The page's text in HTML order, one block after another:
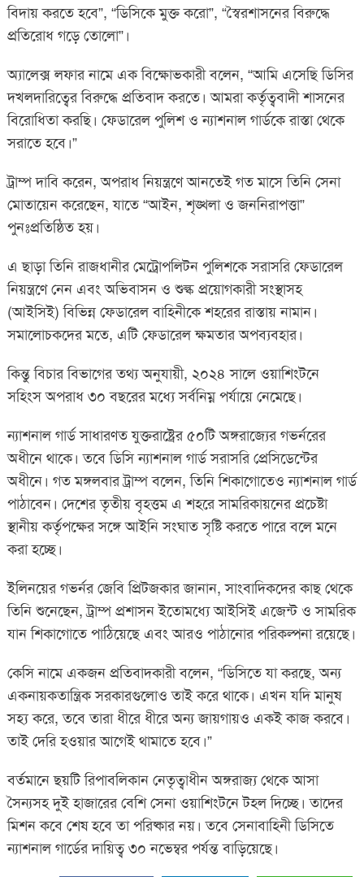
বিদায় করতে হবে”, “ডিসিকে মুক্ত করো”, “স্বৈরশাসনের বিরুদ্ধে
প্রতিরোধ গড়ে তোলো”।
অ্যালেক্স লফার নামে এক বিক্ষোভকারী বলেন, “আমি এসেছি ডিসির
দখলদারিত্বের বিরুদ্ধে প্রতিবাদ করতে। আমরা কর্তৃত্ববাদী শাসনের
বিরোধিতা করছি। ফেডারেল পুলিশ ও ন্যাশনাল গার্ডকে রাস্তা থেকে
সরাতে হবে।”
ট্রাম্প দাবি করেন, অপরাধ নিয়ন্ত্রণে আনতেই গত মাসে তিনি সেনা
মোতায়েন করেছেন, যাতে “আইন, শৃঙ্খলা ও জননিরাপত্তা”
পুনঃপ্রতিষ্ঠিত হয়।
এ ছাড়া তিনি রাজধানীর মেট্রোপলিটন পুলিশকে সরাসরি ফেডারেল
নিয়ন্ত্রণে নেন এবং অভিবাসন ও শুল্ক প্রয়োগকারী সংস্থাসহ
(আইসিই) বিভিন্ন ফেডারেল বাহিনীকে শহরের রাস্তায় নামান।
সমালোচকদের মতে, এটি ফেডারেল ক্ষমতার অপব্যবহার।
কিন্তু বিচার বিভাগের তথ্য অনুযায়ী, ২০২৪ সালে ওয়াশিংটনে
সহিংস অপরাধ ৩০ বছরের মধ্যে সর্বনিম্ন পর্যায়ে নেমেছে।
ন্যাশনাল গার্ড সাধারণত যুক্তরাষ্ট্রের ৫০টি অঙ্গরাজ্যের গভর্নরের
অধীনে থাকে। তবে ডিসি ন্যাশনাল গার্ড সরাসরি প্রেসিডেন্টের
অধীনে। গত মঙ্গলবার ট্রাম্প বলেন, তিনি শিকাগোতেও ন্যাশনাল গার্ড
পাঠাবেন। দেশের তৃতীয় বৃহত্তম এ শহরে সামরিকায়নের প্রচেষ্টা
স্থানীয় কর্তৃপক্ষের সঙ্গে আইনি সংঘাত সৃষ্টি করতে পারে বলে মনে
করা হচ্ছে।
ইলিনয়ের গভর্নর জেবি প্রিটজকার জানান, সাংবাদিকদের কাছ থেকে
তিনি শুনেছেন, ট্রাম্প প্রশাসন ইতোমধ্যে আইসিই এজেন্ট ও সামরিক
যান শিকাগোতে পাঠিয়েছে এবং আরও পাঠানোর পরিকল্পনা রয়েছে।
কেসি নামে একজন প্রতিবাদকারী বলেন, “ডিসিতে যা করছে, অন্য
একনায়কতান্ত্রিক সরকারগুলোও তাই করে থাকে। এখন যদি মানুষ
সহ্য করে, তবে তারা ধীরে ধীরে অন্য জায়গায়ও একই কাজ করবে।
তাই দেরি হওয়ার আগেই থামাতে হবে।”
বর্তমানে ছয়টি রিপাবলিকান নেতৃত্বাধীন অঙ্গরাজ্য থেকে আসা
সৈন্যসহ দুই হাজারের বেশি সেনা ওয়াশিংটনে টহল দিচ্ছে। তাদের
মিশন কবে শেষ হবে তা পরিষ্কার নয়। তবে সেনাবাহিনী ডিসিতে
ন্যাশনাল গার্ডের দায়িত্ব ৩০ নভেম্বর পর্যন্ত বাড়িয়েছে।